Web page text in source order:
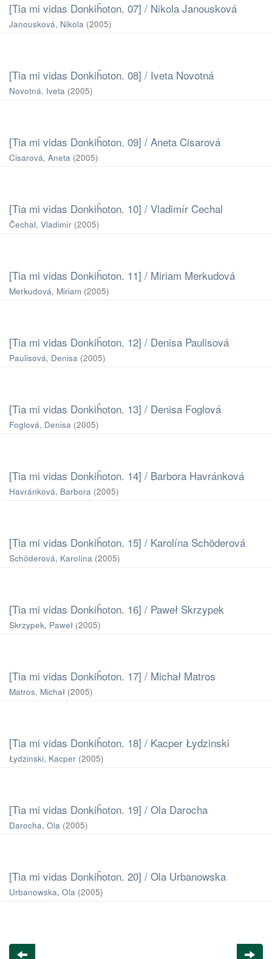
[Tia mi vidas Donkiĥoton. 07] / Nikola Janousková
Janousková, Nikola (2005)
[Tia mi vidas Donkiĥoton. 08] / Iveta Novotná
Novotná, Iveta (2005)
[Tia mi vidas Donkiĥoton. 09] / Aneta Cisarová
Cisarová, Aneta (2005)
[Tia mi vidas Donkiĥoton. 10] / Vladimír Cechal
Čechal, Vladimír (2005)
[Tia mi vidas Donkiĥoton. 11] / Miriam Merkudová
Merkudová, Miriam (2005)
[Tia mi vidas Donkiĥoton. 12] / Denisa Paulisová
Paulisová, Denisa (2005)
[Tia mi vidas Donkiĥoton. 13] / Denisa Foglová
Foglová, Denisa (2005)
[Tia mi vidas Donkiĥoton. 14] / Barbora Havránková
Havránková, Barbora (2005)
[Tia mi vidas Donkiĥoton. 15] / Karolína Schöderová
Schöderová, Karolína (2005)
[Tia mi vidas Donkiĥoton. 16] / Paweł Skrzypek
Skrzypek, Paweł (2005)
[Tia mi vidas Donkiĥoton. 17] / Michał Matros
Matros, Michał (2005)
[Tia mi vidas Donkiĥoton. 18] / Kacper Łydzinski
Łydzinski, Kacper (2005)
[Tia mi vidas Donkiĥoton. 19] / Ola Darocha
Darocha, Ola (2005)
[Tia mi vidas Donkiĥoton. 20] / Ola Urbanowska
Urbanowska, Ola (2005)